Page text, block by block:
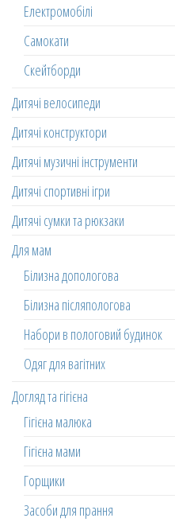
Електромобілі
Самокати
Скейтборди
Дитячі велосипеди
Дитячі конструктори
Дитячі музичні інструменти
Дитячі спортивні ігри
Дитячі сумки та рюкзаки
Для мам
Білизна допологова
Білизна післяпологова
Набори в пологовий будинок
Одяг для вагітних
Догляд та гігієна
Гігієна малюка
Гігієна мами
Горщики
Засоби для прання